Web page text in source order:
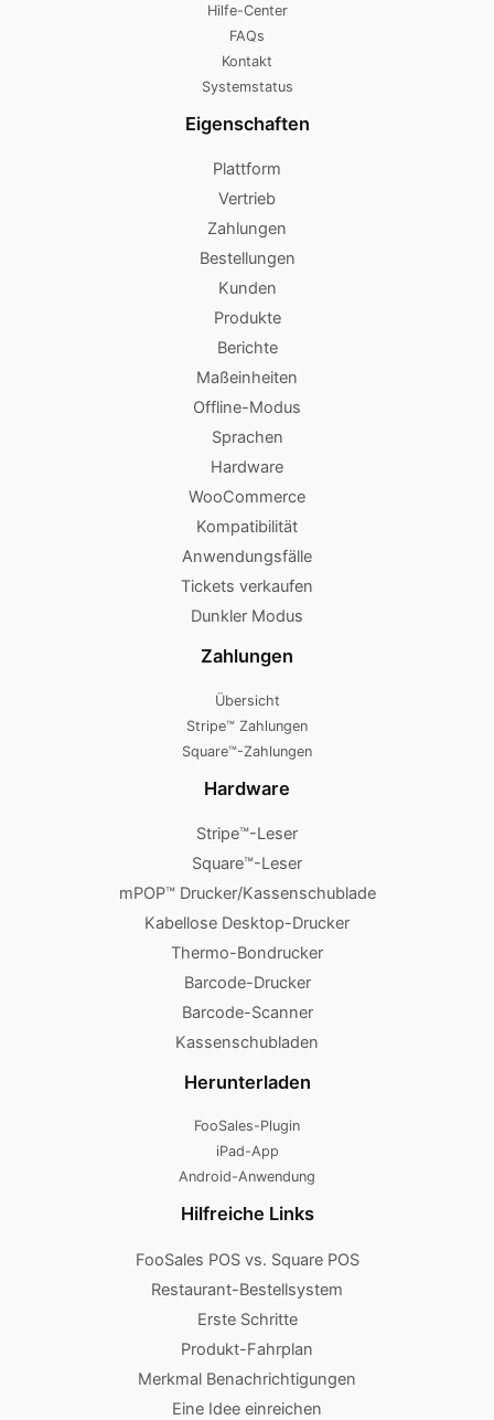
Hilfe-Center
FAQs
Kontakt
Systemstatus
Eigenschaften
Plattform
Vertrieb
Zahlungen
Bestellungen
Kunden
Produkte
Berichte
Maßeinheiten
Offline-Modus
Sprachen
Hardware
WooCommerce
Kompatibilität
Anwendungsfälle
Tickets verkaufen
Dunkler Modus
Zahlungen
Übersicht
Stripe™ Zahlungen
Square™-Zahlungen
Hardware
Stripe™-Leser
Square™-Leser
mPOP™ Drucker/Kassenschublade
Kabellose Desktop-Drucker
Thermo-Bondrucker
Barcode-Drucker
Barcode-Scanner
Kassenschubladen
Herunterladen
FooSales-Plugin
iPad-App
Android-Anwendung
Hilfreiche Links
FooSales POS vs. Square POS
Restaurant-Bestellsystem
Erste Schritte
Produkt-Fahrplan
Merkmal Benachrichtigungen
Eine Idee einreichen